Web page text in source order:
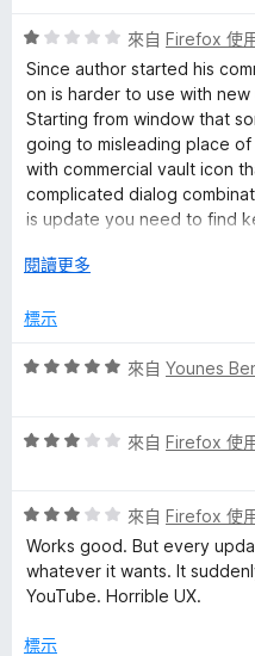
分
5
評
價
1
分
，
滿
分
5
來自 Firefox 使
Since author started his
on is harder to use with new
Starting from window that
going to misleading place
with commercial vault icon
complicated dialog
is update you need to find
advantages of kee vault.
strongly promote his
security rules from firefox
展
後
閱讀更多
標示
評
分
分
5
分
來自 Younes
評
分
，
滿
分
分
來自 Firefox 使
評
價
3
分
滿
來自 Firefox 使
Works good. But every
whatever it wants. It
YouTube. Horrible UX.
標示